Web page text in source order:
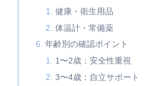
健康・衛生用品
体温計・常備薬
年齢別の確認ポイント
1〜2歳：安全性重視
3〜4歳：自立サポート